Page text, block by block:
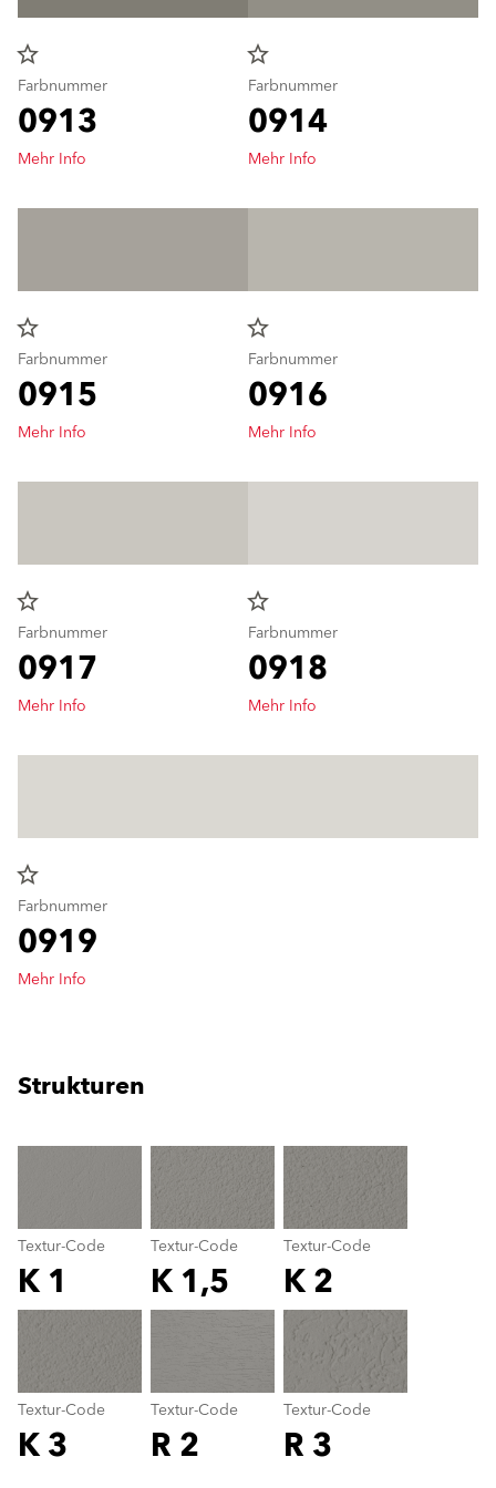
star_border
Farbnummer
0913
Mehr Info
star_border
Farbnummer
0914
Mehr Info
star_border
Farbnummer
0915
Mehr Info
star_border
Farbnummer
0916
Mehr Info
star_border
Farbnummer
0917
Mehr Info
star_border
Farbnummer
0918
Mehr Info
star_border
Farbnummer
0919
Mehr Info
Strukturen
Textur-Code
K 1
Textur-Code
K 1,5
Textur-Code
K 2
Textur-Code
K 3
Textur-Code
R 2
Textur-Code
R 3
Textur-Code
color_name